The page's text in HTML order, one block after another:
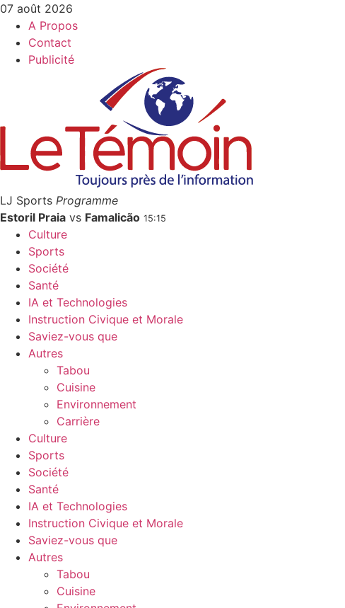
07 août 2026
A Propos
Contact
Publicité
LJ Sports Programme
Estoril Praia vs Famalicão 15:15
Culture
Sports
Société
Santé
IA et Technologies
Instruction Civique et Morale
Saviez-vous que
Autres
Tabou
Cuisine
Environnement
Carrière
Culture
Sports
Société
Santé
IA et Technologies
Instruction Civique et Morale
Saviez-vous que
Autres
Tabou
Cuisine